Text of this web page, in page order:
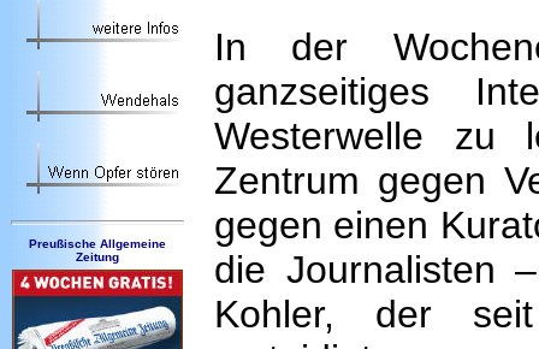
Preußische Allgemeine
Zeitung
In der
ganzseitiges
Westerwelle zu
Zentrum gegen
gegen einen
die Journalisten
Kohler, der